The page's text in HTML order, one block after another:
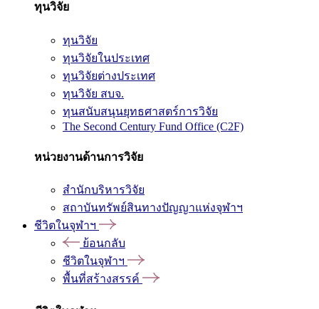
ทุนวิจัย
ทุนวิจัย
ทุนวิจัยในประเทศ
ทุนวิจัยต่างประเทศ
ทุนวิจัย สบจ.
ทุนสนับสนุนยุทธศาสตร์การวิจัย
The Second Century Fund Office (C2F)
หน่วยงานด้านการวิจัย
สำนักบริหารวิจัย
สถาบันทรัพย์สินทางปัญญาแห่งจุฬาฯ
ชีวิตในจุฬาฯ
ย้อนกลับ
ชีวิตในจุฬาฯ
พื้นที่สร้างสรรค์